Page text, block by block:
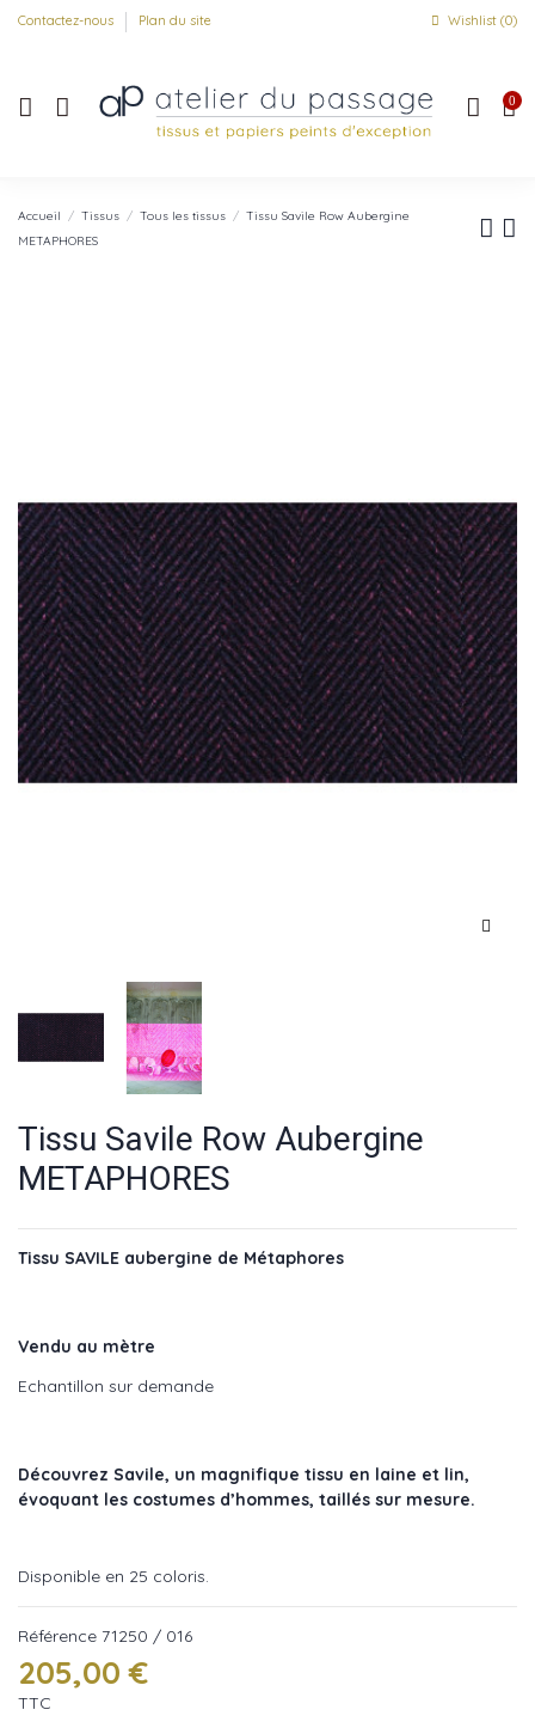
Contactez-nous Plan du site Wishlist (0)
0
Accueil Tissus Tous les tissus
Tissu Savile Row Aubergine
METAPHORES
Tissu Savile Row Aubergine
METAPHORES
Tissu SAVILE aubergine de Métaphores
Vendu au mètre
Echantillon sur demande
Découvrez Savile, un magnifique tissu en laine et lin,
évoquant les costumes d’hommes, taillés sur mesure.
Disponible en 25 coloris.
Référence 71250 / 016
205,00 €
TTC